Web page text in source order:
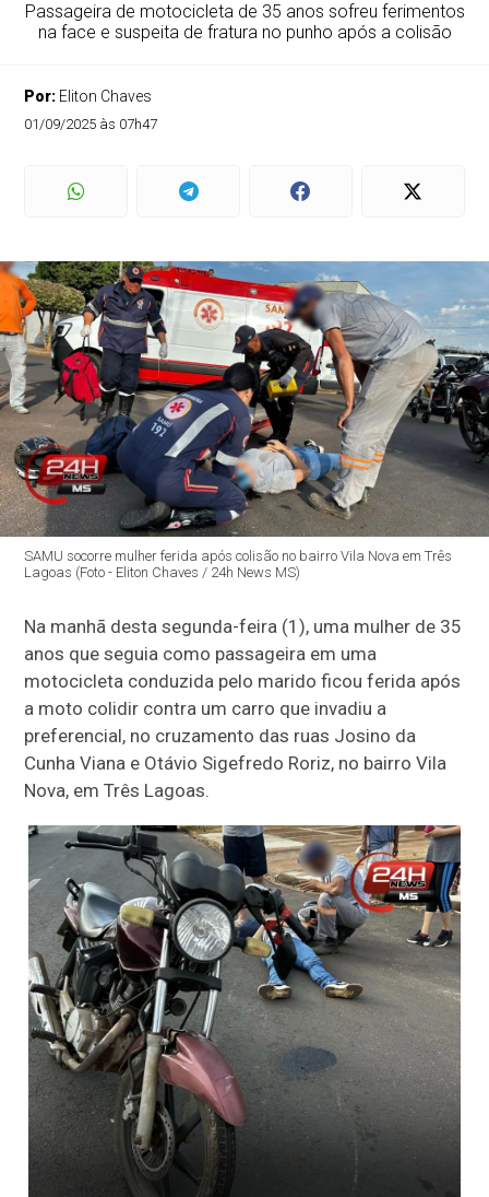
Passageira de motocicleta de 35 anos sofreu ferimentos
na face e suspeita de fratura no punho após a colisão
Por: Eliton Chaves
01/09/2025 às 07h47
SAMU socorre mulher ferida após colisão no bairro Vila Nova em Três
Lagoas (Foto - Eliton Chaves / 24h News MS)
Na manhã desta segunda-feira (1), uma mulher de 35
anos que seguia como passageira em uma
motocicleta conduzida pelo maridoficou ferida após
a moto colidir contra um carro que invadiu a
preferencial, no cruzamento das ruas Josino da
Cunha Viana e Otávio Sigefredo Roriz, no bairro Vila
Nova, em Três Lagoas.